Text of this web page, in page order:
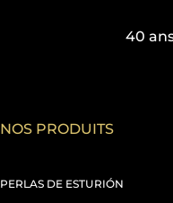
40
NOS PRODUITS
PERLAS DE ESTURIÓN